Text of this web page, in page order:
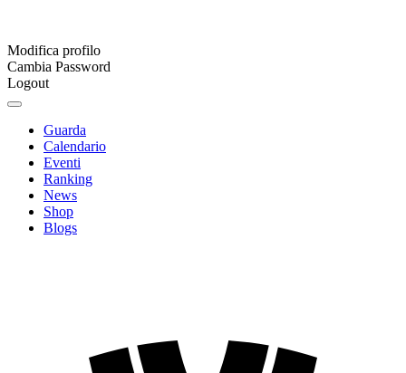
Modifica profilo
Cambia Password
Logout
Guarda
Calendario
Eventi
Ranking
News
Shop
Blogs